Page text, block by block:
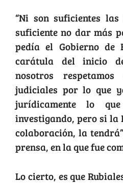
“Ni son suficientes
suficiente no dar más
pedía el Gobierno de
carátula del inicio
nosotros respetamos
judiciales por lo que
jurídicamente lo
investigando, pero si la
colaboración, la
prensa, en la que fue
Lo cierto, es que